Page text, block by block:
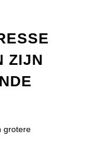
ZIJN
grotere